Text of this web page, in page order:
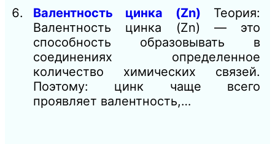
Валентность цинка (Zn) Теория:
Валентность цинка (Zn) — это
способность образовывать в
соединениях определенное
количество химических связей.
Поэтому: цинк чаще всего
проявляет валентность,…